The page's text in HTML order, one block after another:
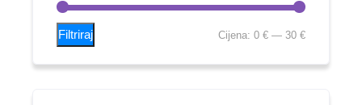
Filtriraj Cijena: 0 €— 30 €